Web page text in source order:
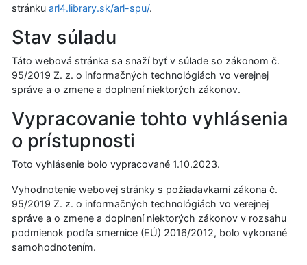
stránku arl4.library.sk/arl-spu/.
Stav súladu
Táto webová stránka sa snaží byť v súlade so zákonom č.
95/2019 Z. z. o informačných technológiách vo verejnej
správe a o zmene a doplnení niektorých zákonov.
Vypracovanie tohto vyhlásenia
o prístupnosti
Toto vyhlásenie bolo vypracované 1.10.2023.
Vyhodnotenie webovej stránky s požiadavkami zákona č.
95/2019 Z. z. o informačných technológiách vo verejnej
správe a o zmene a doplnení niektorých zákonov v rozsahu
podmienok podľa smernice (EÚ) 2016/2012, bolo vykonané
samohodnotením.